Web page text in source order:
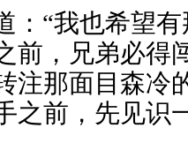
：“我也希望
前，兄弟必得
注那面目森冷
之前，先见识